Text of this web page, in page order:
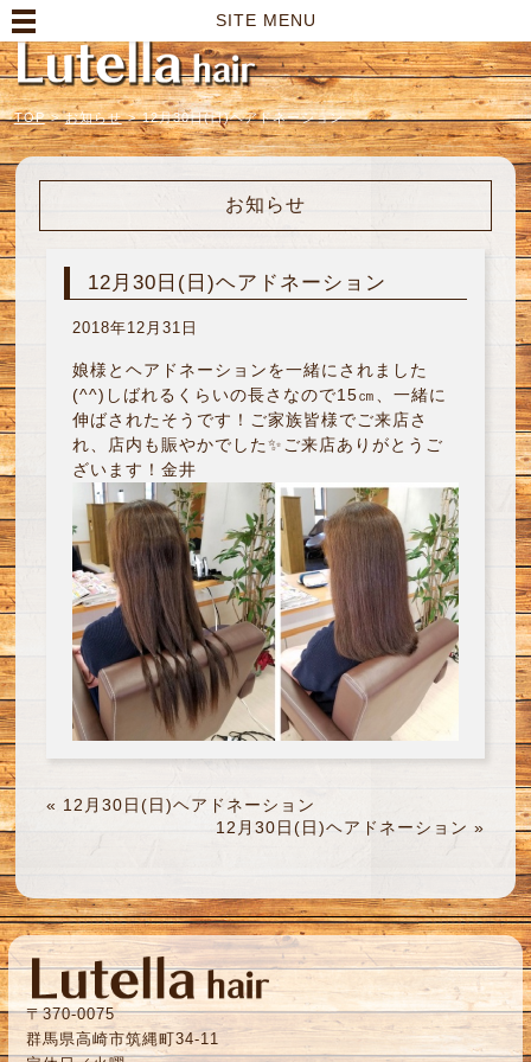
SITE MENU
TOP > お知らせ > 12月30日(日)ヘアドネーション
お知らせ
12月30日(日)ヘアドネーション
2018年12月31日
娘様とヘアドネーションを一緒にされました
(^^)しばれるくらいの長さなので15㎝、一緒に
伸ばされたそうです！ご家族皆様でご来店さ
れ、店内も賑やかでした✨ご来店ありがとうご
ざいます！金井
« 12月30日(日)ヘアドネーション
12月30日(日)ヘアドネーション »
〒370-0075
群馬県高崎市筑縄町34-11